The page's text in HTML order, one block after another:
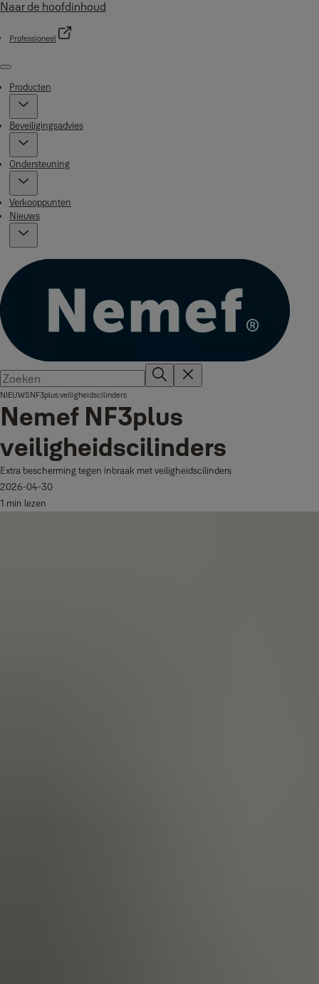
Naar de hoofdinhoud
Professioneel
Menu
Producten
Beveiligingsadvies
Ondersteuning
Verkooppunten
Nieuws
NIEUWSNF3plus veiligheidscilinders
Nemef NF3plus
veiligheidscilinders
Extra bescherming tegen inbraak met veiligheidscilinders
2026-04-30
1 min lezen